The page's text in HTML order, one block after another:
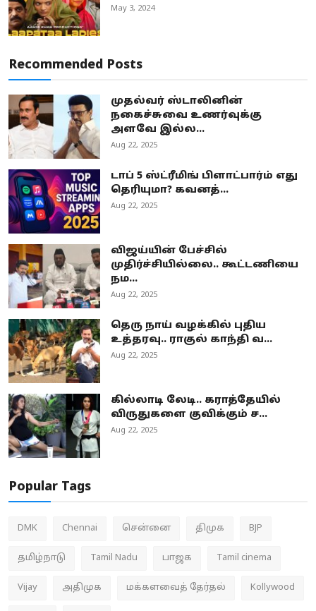
May 3, 2024
Recommended Posts
முதல்வர் ஸ்டாலினின்
நகைச்சுவை உணர்வுக்கு
அளவே இல்ல...
Aug 22, 2025
டாப் 5 ஸ்ட்ரீமிங் பிளாட்பார்ம் எது
தெரியுமா? கவனத்...
Aug 22, 2025
விஜய்யின் பேச்சில்
முதிர்ச்சியில்லை.. கூட்டணியை
நம...
Aug 22, 2025
தெரு நாய் வழக்கில் புதிய
உத்தரவு.. ராகுல் காந்தி வ...
Aug 22, 2025
கில்லாடி லேடி.. கராத்தேயில்
விருதுகளை குவிக்கும் ச...
Aug 22, 2025
Popular Tags
DMK Chennai சென்னை திமுக BJP
தமிழ்நாடு Tamil Nadu பாஜக Tamil cinema
Vijay அதிமுக மக்களவைத் தேர்தல் Kollywood